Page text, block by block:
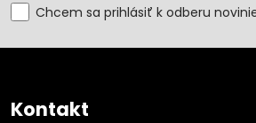
Chcem sa prihlásiť k odberu
Kontakt